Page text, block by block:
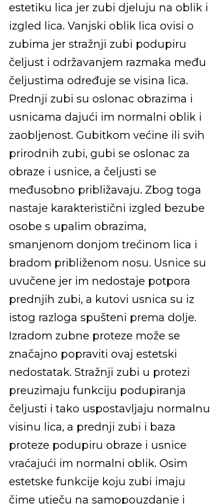
estetiku lica jer zubi djeluju na oblik i
izgled lica. Vanjski oblik lica ovisi o
zubima jer stražnji zubi podupiru
čeljust i održavanjem razmaka među
čeljustima određuje se visina lica.
Prednji zubi su oslonac obrazima i
usnicama dajući im normalni oblik i
zaobljenost. Gubitkom većine ili svih
prirodnih zubi, gubi se oslonac za
obraze i usnice, a čeljusti se
međusobno približavaju. Zbog toga
nastaje karakteristični izgled bezube
osobe s upalim obrazima,
smanjenom donjom trećinom lica i
bradom približenom nosu. Usnice su
uvučene jer im nedostaje potpora
prednjih zubi, a kutovi usnica su iz
istog razloga spušteni prema dolje.
Izradom zubne proteze može se
značajno popraviti ovaj estetski
nedostatak. Stražnji zubi u protezi
preuzimaju funkciju podupiranja
čeljusti i tako uspostavljaju normalnu
visinu lica, a prednji zubi i baza
proteze podupiru obraze i usnice
vraćajući im normalni oblik. Osim
estetske funkcije koju zubi imaju
čime utječu na samopouzdanje i